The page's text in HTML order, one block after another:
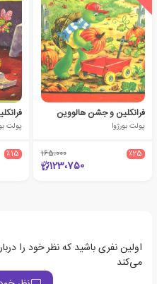
فرانکلین و جشن هالووین
پولت بورژوا
٪25 165،000
123،750
پولت
٪15
اولین نفری باشید که نظر خود را
می‌کند